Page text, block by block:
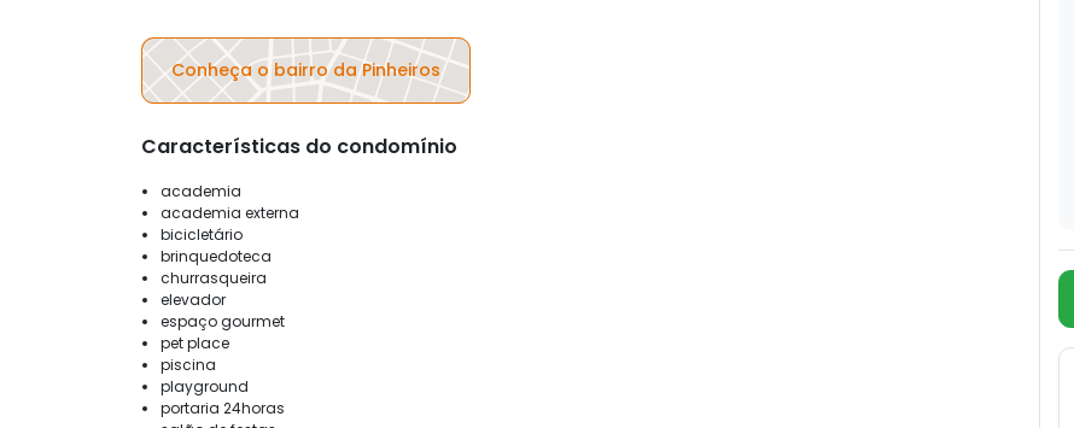
Conheça o bairro da Pinheiros
Características do condomínio
academia
academia externa
bicicletário
brinquedoteca
churrasqueira
elevador
espaço gourmet
pet place
piscina
playground
portaria 24horas